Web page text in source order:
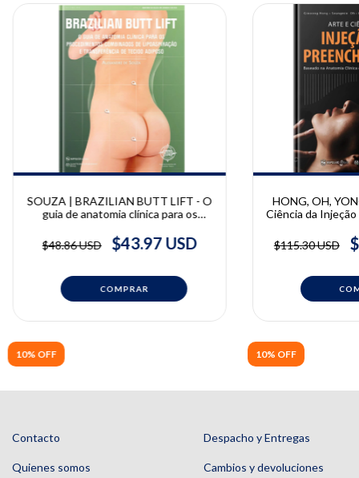
10% OFF
SOUZA | BRAZILIAN BUTT LIFT - O
guia de anatomia clínica para os
lipoaspiração e transferência de
tecido adiposo | Alex de Souza
$48.86 USD $43.97 USD
10% OFF
HONG, OH,
Ciência da
Bongcheol
$115.30 USD
Contacto
Quienes somos
Despacho y Entregas
Cambios y devoluciones